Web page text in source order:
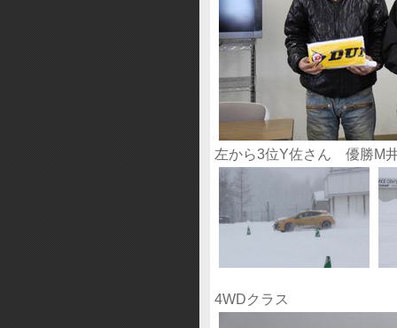
左から3位Y佐さん 優勝M
4WDクラス